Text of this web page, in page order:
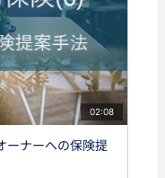
02:08
ーナーへの保険提